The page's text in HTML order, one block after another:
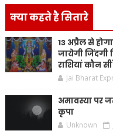
क्या कहते है सितारे
13 अप्रैल से
जायेगी जिंदगी
राशियां कौन सीं
Jai Bharat
अमावस्या पर
कृपा
Unknown